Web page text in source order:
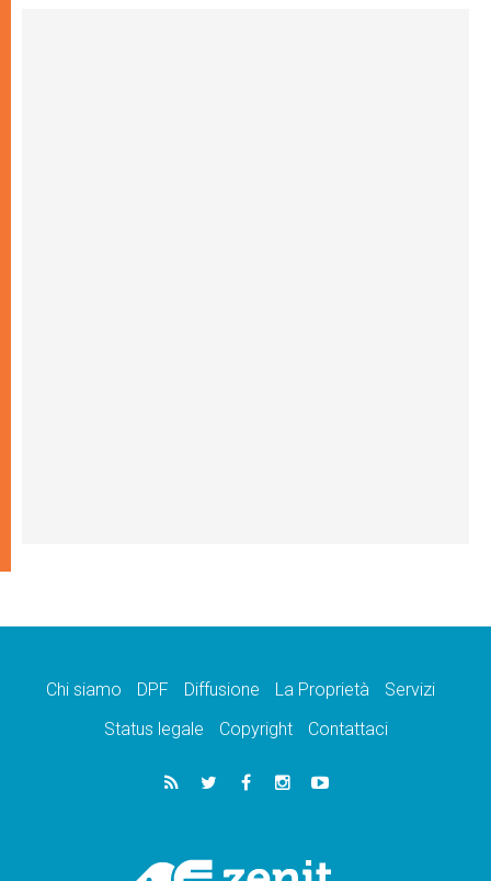
Chi siamo DPF Diffusione La Proprietà
Servizi
Status legale
Copyright Contattaci